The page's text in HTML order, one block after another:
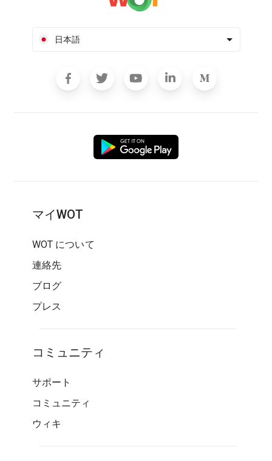
日本語
マイWOT
WOT について
連絡先
ブログ
プレス
コミュニティ
サポート
コミュニティ
ウィキ